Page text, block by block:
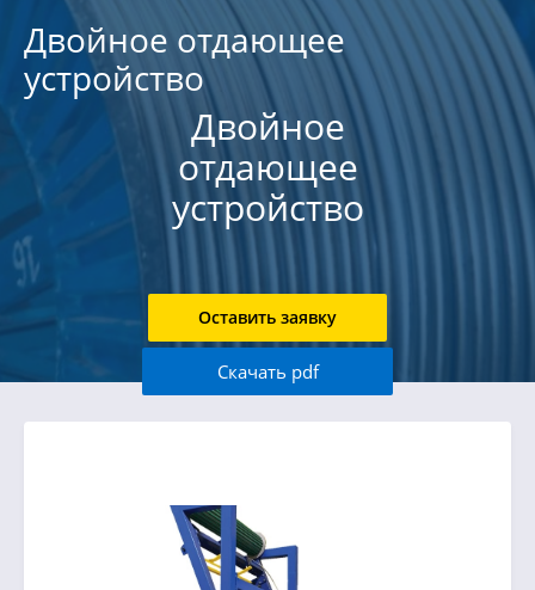
Двойное отдающее
устройство
Двойное
отдающее
устройство
Оставить заявку
Скачать pdf